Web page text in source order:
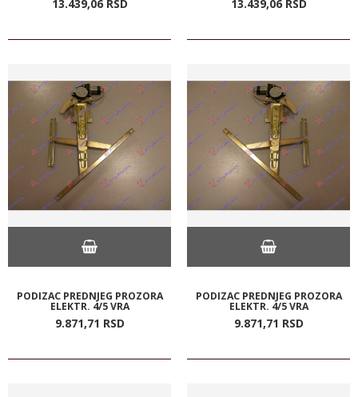
13.439,06 RSD 13.439,06 RSD
PODIZAC PREDNJEG PROZORA
ELEKTR. 4/5 VRA
9.871,71 RSD
PODIZAC PREDNJEG PROZORA
ELEKTR. 4/5 VRA
9.871,71 RSD